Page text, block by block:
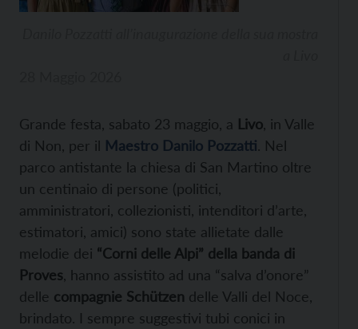
Grande festa, sabato 23 maggio, a Livo , in Valle
di Non, per il Maestro Danilo Pozzatti. Nel
parco antistante la chiesa di San Martino oltre
un centinaio di persone (politici,
amministratori, collezionisti, intenditori d’arte,
estimatori, amici) sono state allietate dalle
melodie dei “Corni delle Alpi” della banda di
Proves , hanno assistito ad una “salva d’onore”
delle compagnie Schützen delle Valli del Noce,
brindato. I sempre suggestivi tubi conici in